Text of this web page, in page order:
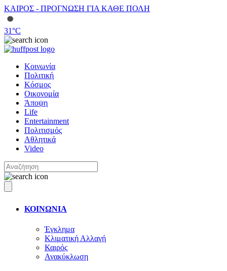
ΚΑΙΡΟΣ - ΠΡΟΓΝΩΣΗ ΓΙΑ ΚΑΘΕ ΠΟΛΗ
31°C
Κοινωνία
Πολιτική
Κόσμος
Οικονομία
Άποψη
Life
Entertainment
Πολιτισμός
Αθλητικά
Video
ΚΟΙΝΩΝΙΑ
Έγκλημα
Κλιματική Αλλαγή
Καιρός
Ανακύκλωση